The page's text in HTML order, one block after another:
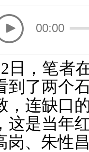
00:00
日，笔者
到了两个
，连缺口
这是当年
岗、朱性